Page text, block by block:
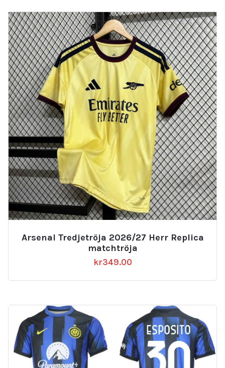
Arsenal Tredjetröja 2026/27 Herr Replica
matchtröja
kr349.00